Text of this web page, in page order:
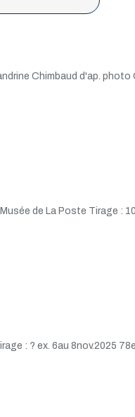
Chimbaud d'ap. photo
de La Poste Tirage :
: ? ex. 6au 8nov.2025